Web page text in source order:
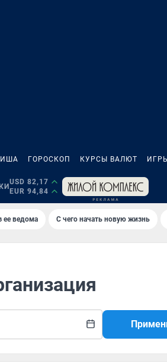
ГОРОСКОП КУРСЫ ВАЛЮТ
USD 82,17
EUR 94,84
ее ведома С чего начать новую жизнь